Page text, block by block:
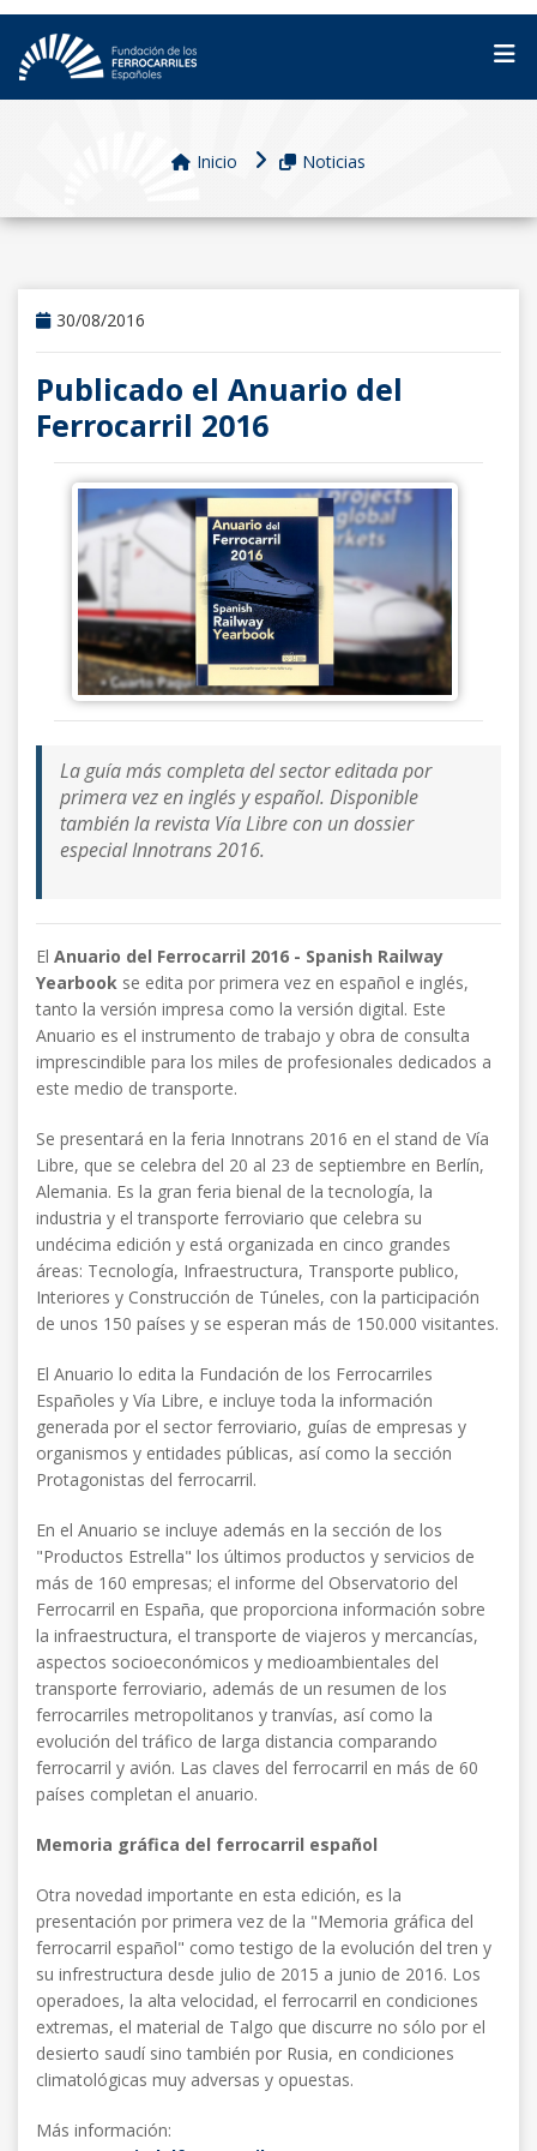
Inicio Noticias
30/08/2016
Publicado el Anuario del
Ferrocarril 2016
La guía más completa del sector editada por
primera vez en inglés y español. Disponible
también la revista Vía Libre con un dossier
especial Innotrans 2016.
El Anuario del Ferrocarril 2016 - Spanish Railway
Yearbook se edita por primera vez en español e inglés,
tanto la versión impresa como la versión digital. Este
Anuario es el instrumento de trabajo y obra de consulta
imprescindible para los miles de profesionales dedicados a
este medio de transporte.
Se presentará en la feria Innotrans 2016 en el stand de Vía
Libre, que se celebra del 20 al 23 de septiembre en Berlín,
Alemania. Es la gran feria bienal de la tecnología, la
industria y el transporte ferroviario que celebra su
undécima edición y está organizada en cinco grandes
áreas: Tecnología, Infraestructura, Transporte publico,
Interiores y Construcción de Túneles, con la participación
de unos 150 países y se esperan más de 150.000 visitantes.
El Anuario lo edita la Fundación de los Ferrocarriles
Españoles y Vía Libre, e incluye toda la información
generada por el sector ferroviario, guías de empresas y
organismos y entidades públicas, así como la sección
Protagonistas del ferrocarril.
En el Anuario se incluye además en la sección de los
"Productos Estrella" los últimos productos y servicios de
más de 160 empresas; el informe del Observatorio del
Ferrocarril en España, que proporciona información sobre
la infraestructura, el transporte de viajeros y mercancías,
aspectos socioeconómicos y medioambientales del
transporte ferroviario, además de un resumen de los
ferrocarriles metropolitanos y tranvías, así como la
evolución del tráfico de larga distancia comparando
ferrocarril y avión. Las claves del ferrocarril en más de 60
países completan el anuario.
Memoria gráfica del ferrocarril español
Otra novedad importante en esta edición, es la
presentación por primera vez de la "Memoria gráfica del
ferrocarril español" como testigo de la evolución del tren y
su infrestructura desde julio de 2015 a junio de 2016. Los
operadoes, la alta velocidad, el ferrocarril en condiciones
extremas, el material de Talgo que discurre no sólo por el
desierto saudí sino también por Rusia, en condiciones
climatológicas muy adversas y opuestas.
Más información: